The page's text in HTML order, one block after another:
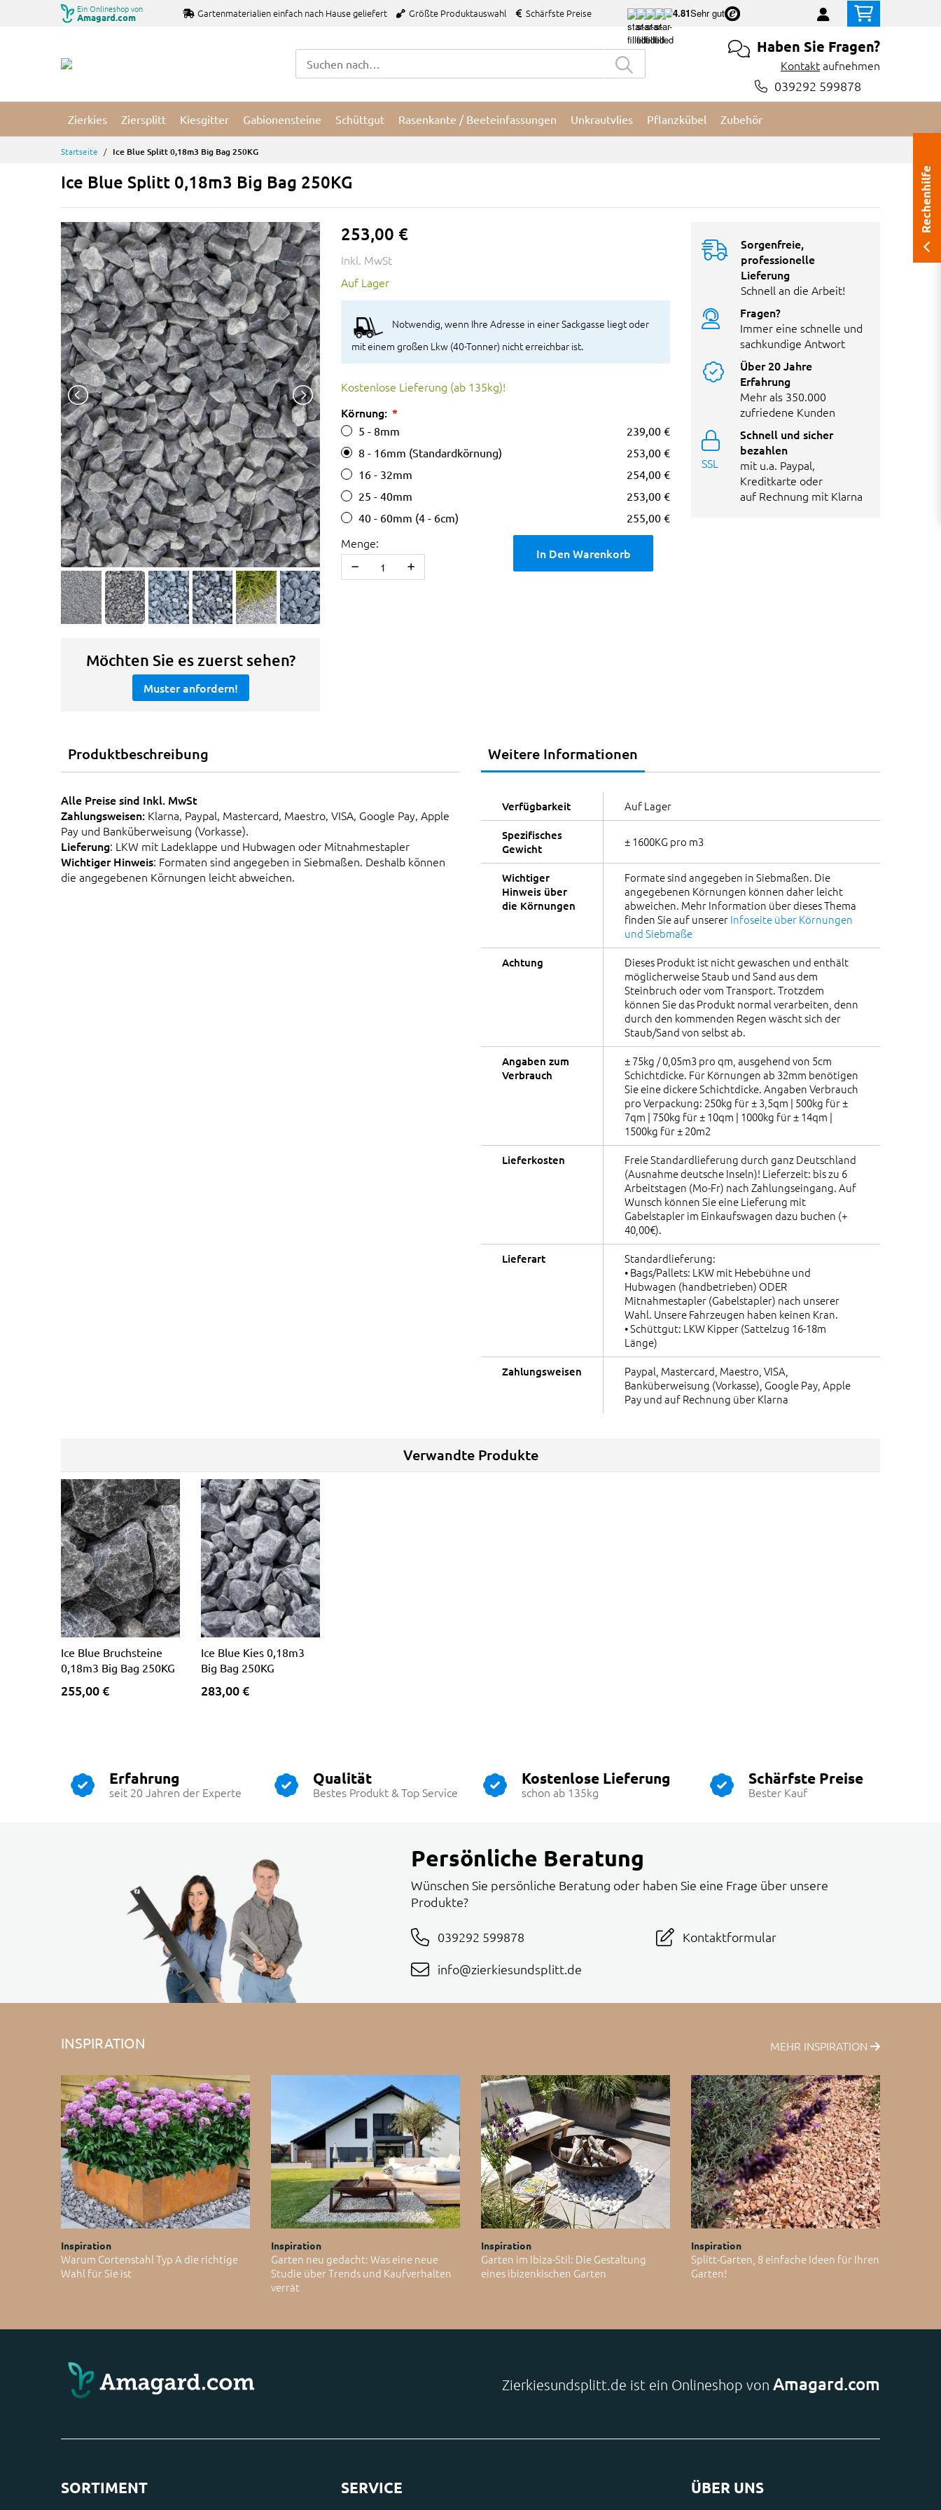
Ein Onlineshop von
Amagard.com Gartenmaterialien einfach nach Hause geliefert Größte Produktauswahl Schärfste Preise 4.81Sehr gut
Haben Sie Fragen?
Kontaktaufnehmen
039292 599878
Zierkies Ziersplitt Kiesgitter Gabionensteine Schüttgut Rasenkante / Beeteinfassungen Unkrautvlies Pflanzkübel Zubehör
Startseite Ice Blue Splitt 0,18m3 Big Bag 250KG
Ice Blue Splitt 0,18m3 Big Bag 250KG
Möchten Sie es zuerst sehen?
Muster anfordern!
253,00 €
Inkl. MwSt
Auf Lager
Notwendig, wenn Ihre Adresse in einer Sackgasse liegt oder
mit einem großen Lkw (40-Tonner) nicht erreichbar ist.
Kostenlose Lieferung (ab 135kg)!
Körnung:
5 - 8mm
239,00 €
8 - 16mm (Standardkörnung)
253,00 €
16 - 32mm
254,00 €
25 - 40mm
253,00 €
40 - 60mm (4 - 6cm)
255,00 €
Menge:
In Den Warenkorb
Sorgenfreie,
professionelle
Lieferung
Schnell an die Arbeit!
Fragen?
Immer eine schnelle und
sachkundige Antwort
Über 20 Jahre
Erfahrung
Mehr als 350.000
zufriedene Kunden
SSL
Schnell und sicher
bezahlen
mit u.a. Paypal,
Kreditkarte oder
auf Rechnung mit Klarna
Produktbeschreibung
Alle Preise sind Inkl. MwSt
Zahlungsweisen: Klarna, Paypal, Mastercard, Maestro, VISA, Google Pay, Apple
Pay und Banküberweisung (Vorkasse).
Lieferung: LKW mit Ladeklappe und Hubwagen oder Mitnahmestapler
Wichtiger Hinweis: Formaten sind angegeben in Siebmaßen. Deshalb können
die angegebenen Körnungen leicht abweichen.
Weitere Informationen
Verfügbarkeit Auf Lager
Spezifisches
Gewicht
± 1600KG pro m3
Wichtiger
Hinweis über
die Körnungen
Formate sind angegeben in Siebmaßen. Die
angegebenen Körnungen können daher leicht
abweichen. Mehr Information über dieses Thema
finden Sie auf unsererInfoseite über Körnungen
und Siebmaße
Achtung
Dieses Produkt ist nicht gewaschen und enthält
möglicherweise Staub und Sand aus dem
Steinbruch oder vom Transport. Trotzdem
können Sie das Produkt normal verarbeiten, denn
durch den kommenden Regen wäscht sich der
Staub/Sand von selbst ab.
Angaben zum
Verbrauch
± 75kg / 0,05m3 pro qm, ausgehend von 5cm
Schichtdicke. Für Körnungen ab 32mm benötigen
Sie eine dickere Schichtdicke. Angaben Verbrauch
pro Verpackung: 250kg für ± 3,5qm | 500kg für ±
7qm | 750kg für ± 10qm | 1000kg für ± 14qm |
1500kg für ± 20m2
Lieferkosten
Freie Standardlieferung durch ganz Deutschland
(Ausnahme deutsche Inseln)! Lieferzeit: bis zu 6
Arbeitstagen (Mo-Fr) nach Zahlungseingang. Auf
Wunsch können Sie eine Lieferung mit
Gabelstapler im Einkaufswagen dazu buchen (+
40,00€).
Lieferart
Standardlieferung:
• Bags/Pallets: LKW mit Hebebühne und
Hubwagen (handbetrieben) ODER
Mitnahmestapler (Gabelstapler) nach unserer
Wahl. Unsere Fahrzeugen haben keinen Kran.
• Schüttgut: LKW Kipper (Sattelzug 16-18m
Länge)
Zahlungsweisen
Paypal, Mastercard, Maestro, VISA,
Banküberweisung (Vorkasse), Google Pay, Apple
Pay und auf Rechnung über Klarna
Verwandte Produkte
Ice Blue Bruchsteine
0,18m3 Big Bag 250KG
255,00 €
Ice Blue Kies 0,18m3
Big Bag 250KG
283,00 €
Erfahrung
seit 20 Jahren der Experte
Qualität
Bestes Produkt & Top Service
Kostenlose Lieferung
schon ab 135kg
Schärfste Preise
Bester Kauf
Persönliche Beratung
Wünschen Sie persönliche Beratung oder haben Sie eine Frage über unsere
Produkte?
039292 599878
info@zierkiesundsplitt.de
Kontaktformular
INSPIRATION MEHR INSPIRATION
Inspiration
Warum Cortenstahl Typ A die richtige
Wahl für Sie ist
Inspiration
Garten neu gedacht: Was eine neue
Studie über Trends und Kaufverhalten
verrät
Inspiration
Garten im Ibiza-Stil: Die Gestaltung
eines ibizenkischen Garten
Inspiration
Splitt-Garten, 8 einfache Ideen für Ihren
Garten!
Zierkiesundsplitt.de ist ein Onlineshop von Amagard.com
SORTIMENT SERVICE ÜBER UNS
Rechenhilfe